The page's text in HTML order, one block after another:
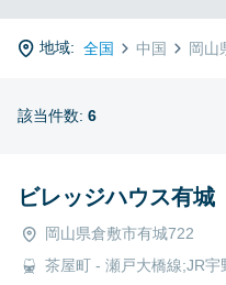
地域: 全国 中国 岡山
該当件数: 6
ビレッジハウス有城
岡山県倉敷市有城722
茶屋町 - 瀬戸大橋線;JR